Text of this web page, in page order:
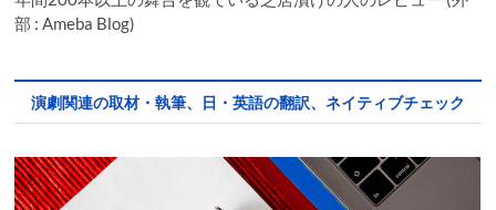
部 : Ameba Blog)
演劇関連の取材・執筆、日・英語の翻訳、ネイティブチェック